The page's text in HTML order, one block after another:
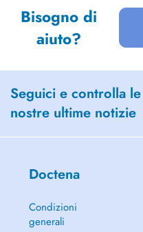
Bisogno di
aiuto?
Seguici e controlla le
nostre ultime notizie
Doctena
Condizioni
generali